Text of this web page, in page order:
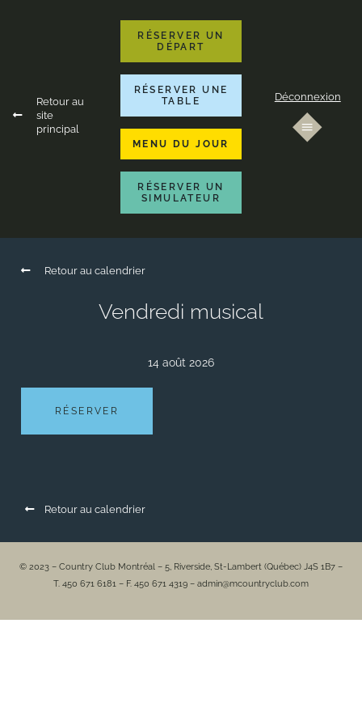
Retour au
site
principal
RÉSERVER UN
DÉPART
RÉSERVER UNE
TABLE
MENU DU JOUR
RÉSERVER UN
SIMULATEUR
Déconnexion
Retour au calendrier
Vendredi musical
14 août 2026
RÉSERVER
Retour au calendrier
© 2023 – Country Club Montréal – 5, Riverside, St-Lambert (Québec) J4S 1B7 –
T. 450 671 6181 – F. 450 671 4319 – admin@mcountryclub.com